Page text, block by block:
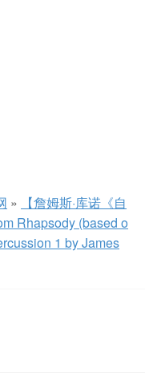
»
【詹姆斯·库诺《自
Rhapsody (based o
1 by James